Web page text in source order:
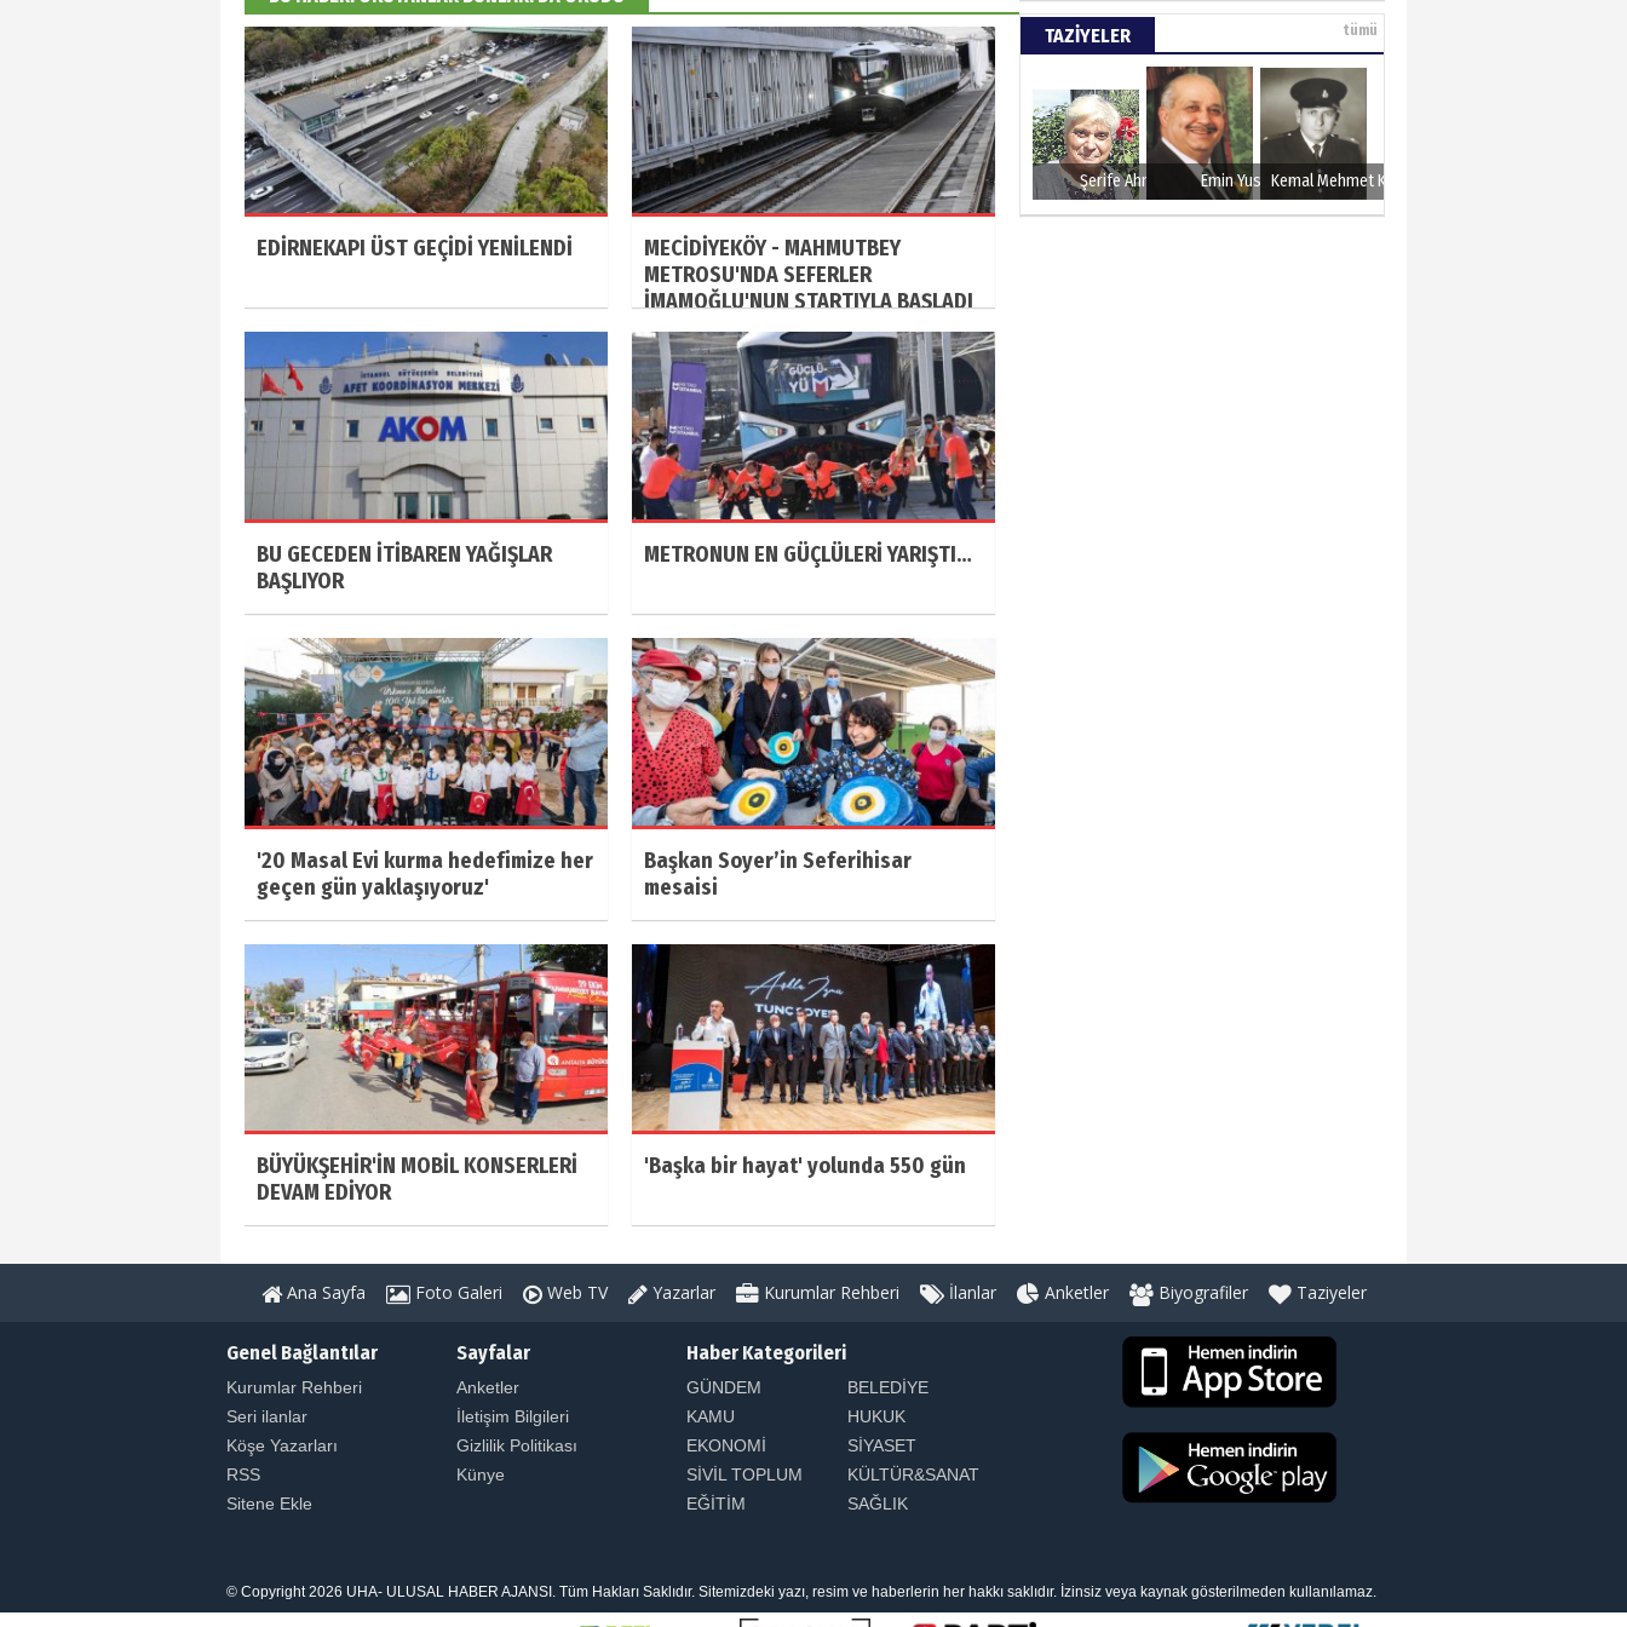
EDİRNEKAPI ÜST GEÇİDİ YENİLENDİ
MECİDİYEKÖY - MAHMUTBEY
METROSU'NDA SEFERLER
İMAMOĞLU'NUN STARTIYLA BAŞLADI
BU GECEDEN İTİBAREN YAĞIŞLAR
BAŞLIYOR
METRONUN EN GÜÇLÜLERİ YARIŞTI…
'20 Masal Evi kurma hedefimize her
geçen gün yaklaşıyoruz'
Başkan Soyer’in Seferihisar
mesaisi
BÜYÜKŞEHİR'İN MOBİL KONSERLERİ
DEVAM EDİYOR
'Başka bir hayat' yolunda 550 gün
Türkiye tarımla para
kazanır..
60. Yılında 27 Mayıs 1960
SUAY KARAMAN
TAZİYELER tümü
Şerife Ahmet Emin YusufKemal Mehmet Kanmaz
Ana Sayfa Foto Galeri Web TV Yazarlar Kurumlar Rehberi İlanlar Anketler Biyografiler Taziyeler
Genel Bağlantılar
Kurumlar Rehberi
Seri ilanlar
Köşe Yazarları
RSS
Sitene Ekle
Sayfalar
Anketler
İletişim Bilgileri
Gizlilik Politikası
Künye
Haber Kategorileri
GÜNDEM
BELEDİYE
KAMU
HUKUK
EKONOMİ
SİYASET
SİVİL TOPLUM
KÜLTÜR&SANAT
EĞİTİM
SAĞLIK
© Copyright 2026 UHA- ULUSAL HABER AJANSI. Tüm Hakları Saklıdır. Sitemizdeki yazı, resim ve haberlerin her hakkı saklıdır. İzinsiz veya kaynak gösterilmeden kullanılamaz.